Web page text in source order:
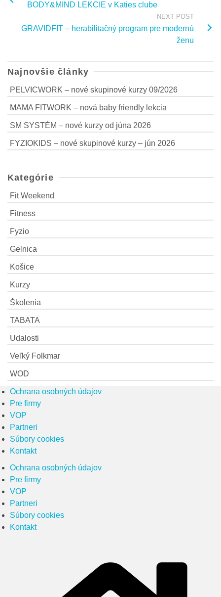
BODY&MIND LEKCIE v Katies clube
NEXT POST
GRAVIDFIT – herabilitačný program pre modernú
ženu
Najnovšie články
PELVICWORK – nové skupinové kurzy 09/2026
MAMA FITWORK – nová baby friendly lekcia
SM SYSTÉM – nové kurzy od júna 2026
FYZIOKIDS – nové skupinové kurzy – jún 2026
Kategórie
Fit Weekend
Fitness
Fyzio
Gelnica
Košice
Kurzy
Školenia
TABATA
Udalosti
Veľký Folkmar
WOD
Ochrana osobných údajov
Pre firmy
VOP
Partneri
Súbory cookies
Kontakt
Ochrana osobných údajov
Pre firmy
VOP
Partneri
Súbory cookies
Kontakt